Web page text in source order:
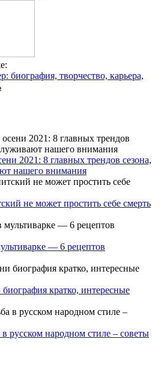
биография, творчество, карьера,
2021: 8 главных трендов сезона,
нашего внимания
не может простить себе смерть
— 6 рецептов
кратко, интересные
русском народном стиле – советы